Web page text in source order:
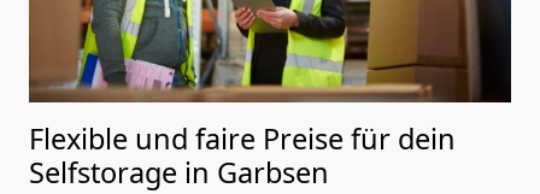
Flexible und faire Preise für dein
Selfstorage in Garbsen